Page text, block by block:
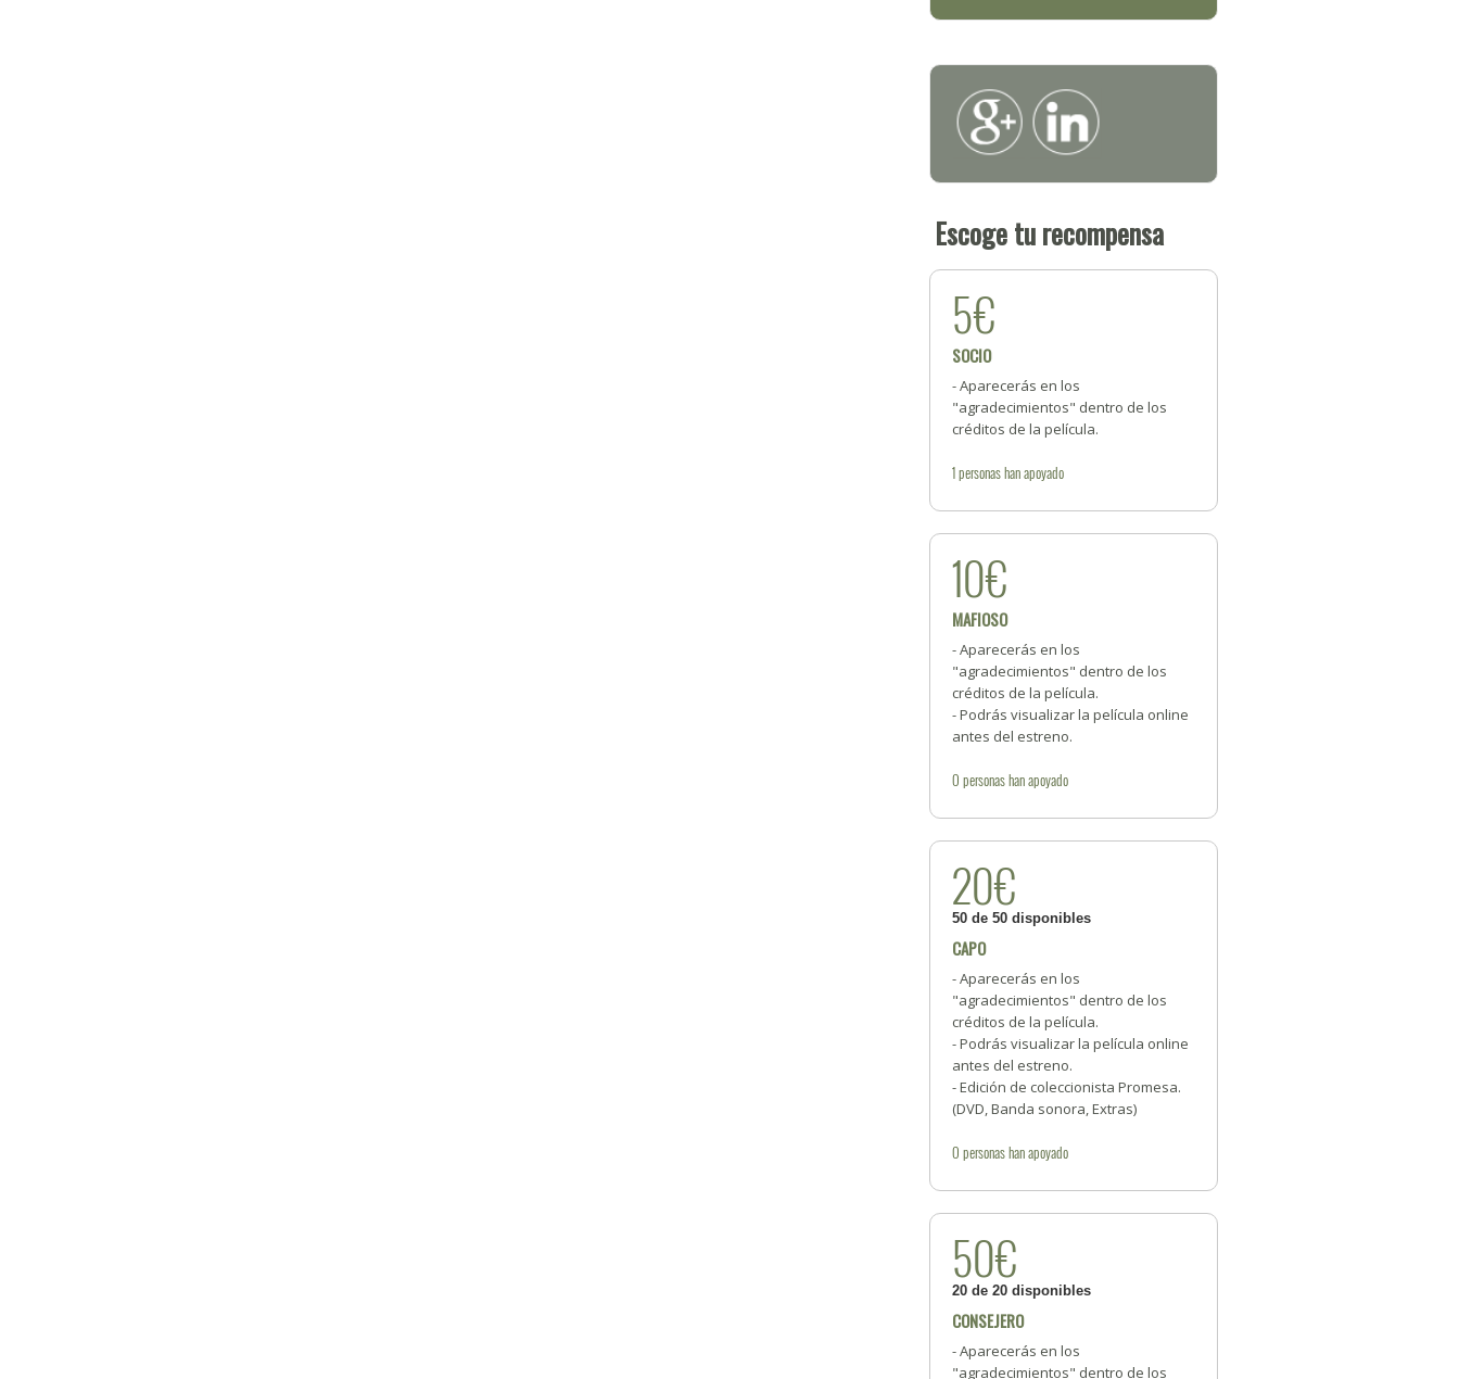
Escoge tu recompensa
5€
SOCIO
- Aparecerás en los
"agradecimientos" dentro de los
créditos de la película.
1personashan apoyado
10€
MAFIOSO
- Aparecerás en los
"agradecimientos" dentro de los
créditos de la película.
- Podrás visualizar la película online
antes del estreno.
0personashan apoyado
20€
50 de 50 disponibles
CAPO
- Aparecerás en los
"agradecimientos" dentro de los
créditos de la película.
- Podrás visualizar la película online
antes del estreno.
- Edición de coleccionista Promesa.
(DVD, Banda sonora, Extras)
0personashan apoyado
50€
20 de 20 disponibles
CONSEJERO
- Aparecerás en los
"agradecimientos" dentro de los